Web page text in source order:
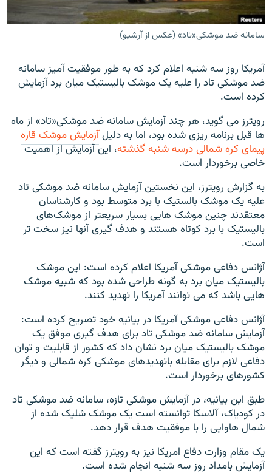
زبان‌های دیگر
سامانه ضد موشکی«تاد» (عکس از آرشیو)
آمریکا روز سه شنبه اعلام کرد که به طور موفقیت آمیز سامانه
ضد موشکی تاد را علیه یک موشک بالیستیک میان برد آزمایش
کرده است.
رویترز می گوید، هر چند آزمایش سامانه ضد موشکی«تاد» از ماه
ها قبل برنامه ریزی شده بود، اما به دلیلآزمایش موشک قاره
پیمای کره شمالی درسه شنبه گذشته، این آزمایش از اهمیت
خاصی برخوردار است.
به گزارش رویترز، این نخستین آزمایش سامانه ضد موشکی تاد
علیه یک موشک بالستیک با برد متوسط بود و کارشناسان
معتقدند چنین موشک هایی بسیار سریعتر از موشک‌های
بالیستیک با برد کوتاه هستند و هدف گیری آنها نیز سخت تر
است.
آژانس دفاعی موشکی آمریکا اعلام کرده است: این موشک
بالیستیک میان برد به گونه طراحی شده بود که شبیه موشک
هایی باشد که می توانند آمریکا را تهدید کنند.
آژانس دفاعی موشکی آمریکا در بیانیه خود تصریح کرده است:
آزمایش سامانه ضد موشکی تاد برای هدف گیری موفق یک
موشک بالیستیک میان برد نشان داد که کشور از قابلیت و توان
دفاعی لازم برای مقابله باتهدید‌های موشکی کره شمالی و دیگر
کشورهای برخوردار است.
طبق این بیانیه، در آزمایش موشکی تازه، سامانه ضد موشکی تاد
در کودیاک، آلاسکا توانسته است یک موشک شلیک شده از
شمال هاوایی را با موفقیت هدف قرار دهد.
یک مقام وزارت دفاع امریکا نیز به رویترز گفته است که این
آزمایش بامداد روز سه شنبه انجام شده است.